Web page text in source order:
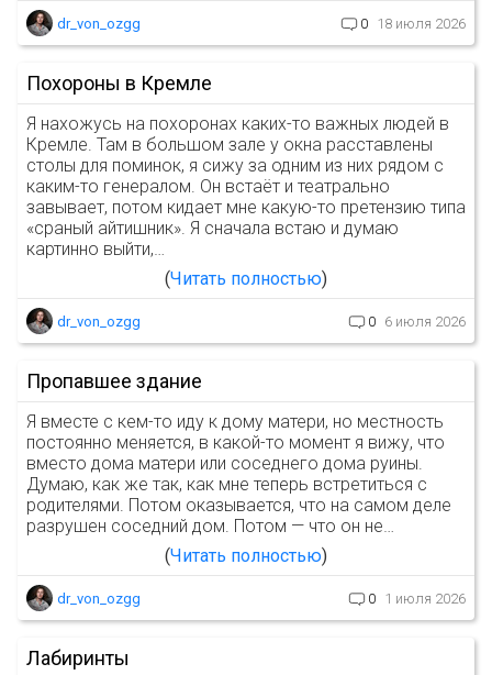
dr_von_ozgg 0 18 июля 2026
Похороны в Кремле
Я нахожусь на похоронах каких-то важных людей в
Кремле. Там в большом зале у окна расставлены
столы для поминок, я сижу за одним из них рядом с
каким-то генералом. Он встаёт и театрально
завывает, потом кидает мне какую-то претензию типа
«сраный айтишник». Я сначала встаю и думаю
картинно выйти,…
Читать полностью
dr_von_ozgg 0 6 июля 2026
Пропавшее здание
Я вместе с кем-то иду к дому матери, но местность
постоянно меняется, в какой-то момент я вижу, что
вместо дома матери или соседнего дома руины.
Думаю, как же так, как мне теперь встретиться с
родителями. Потом оказывается, что на самом деле
разрушен соседний дом. Потом — что он не…
Читать полностью
dr_von_ozgg 0 1 июля 2026
Лабиринты